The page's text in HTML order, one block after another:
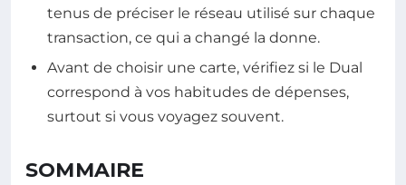
tenus de préciser le réseau utilisé sur chaque
transaction, ce qui a changé la donne.
Avant de choisir une carte, vérifiez si le Dual
correspond à vos habitudes de dépenses,
surtout si vous voyagez souvent.
SOMMAIRE